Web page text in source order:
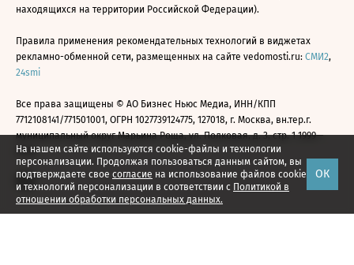
На нашем сайте используются cookie-файлы и технологии
персонализации. Продолжая пользоваться данным сайтом, вы
подтверждаете свое согласие на использование файлов cookie
и технологий персонализации в соответствии с Политикой в
отношении обработки персональных данных.
ОК
находящихся на территории Российской Федерации).
Правила применения рекомендательных технологий в виджетах
рекламно-обменной сети, размещенных на сайте vedomosti.ru: СМИ2,
24smi
Все права защищены © АО Бизнес Ньюс Медиа, ИНН/КПП
7712108141/771501001, ОГРН 1027739124775, 127018, г. Москва, вн.тер.г.
муниципальный округ Марьина Роща, ул. Полковая, д. 3, стр. 1 1999—
2026